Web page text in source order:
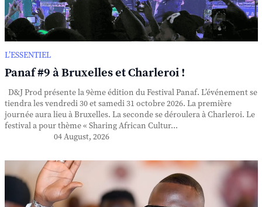
L’ESSENTIEL
Panaf #9 à Bruxelles et Charleroi !
D&J Prod présente la 9ème édition du Festival Panaf. L’événement se
tiendra les vendredi 30 et samedi 31 octobre 2026. La première
journée aura lieu à Bruxelles. La seconde se déroulera à Charleroi. Le
festival a pour thème « Sharing African Cultur...
04 August, 2026